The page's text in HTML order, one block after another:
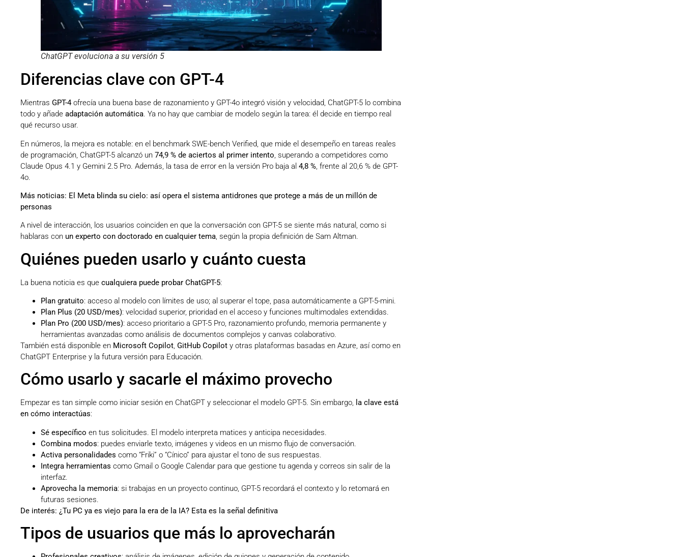
ChatGPT evoluciona a su versión 5
Diferencias clave con GPT-4
Mientras GPT-4ofrecía una buena base de razonamiento y GPT-4o integró visión y velocidad, ChatGPT-5 lo combina
todo y añade adaptación automática. Ya no hay que cambiar de modelo según la tarea: él decide en tiempo real
qué recurso usar.
En números, la mejora es notable: en el benchmark SWE-bench Verified, que mide el desempeño en tareas reales
de programación, ChatGPT-5 alcanzó un 74,9 % de aciertos al primer intento , superando a competidores como
Claude Opus 4.1 y Gemini 2.5 Pro. Además, la tasa de error en la versión Pro baja al 4,8 % , frente al 20,6 % de GPT-
4o.
Más noticias: El Meta blinda su cielo: así opera el sistema antidrones que protege a más de un millón de
personas
A nivel de interacción, los usuarios coinciden en que la conversación con GPT-5 se siente más natural, como si
hablaras con un experto con doctorado en cualquier tema, según la propia definición de Sam Altman.
Quiénes pueden usarlo y cuánto cuesta
La buena noticia es que cualquiera puede probar ChatGPT-5:
Plan gratuito: acceso al modelo con límites de uso; al superar el tope, pasa automáticamente a GPT-5-mini.
Plan Plus (20 USD/mes): velocidad superior, prioridad en el acceso y funciones multimodales extendidas.
Plan Pro (200 USD/mes): acceso prioritario a GPT-5 Pro, razonamiento profundo, memoria permanente y
herramientas avanzadas como análisis de documentos complejos y canvas colaborativo.
También está disponible en Microsoft Copilot, GitHub Copilot y otras plataformas basadas en Azure, así como en
ChatGPT Enterprise y la futura versión para Educación.
Cómo usarlo y sacarle el máximo provecho
Empezar es tan simple como iniciar sesión en ChatGPT y seleccionar el modelo GPT-5. Sin embargo, la clave está
en cómo interactúas:
Sé específico en tus solicitudes. El modelo interpreta matices y anticipa necesidades.
Combina modos: puedes enviarle texto, imágenes y videos en un mismo flujo de conversación.
Activa personalidades como “Friki” o “Cínico” para ajustar el tono de sus respuestas.
Integra herramientas como Gmail o Google Calendar para que gestione tu agenda y correos sin salir de la
interfaz.
Aprovecha la memoria: si trabajas en un proyecto continuo, GPT-5 recordará el contexto y lo retomará en
futuras sesiones.
De interés: ¿Tu PC ya es viejo para la era de la IA? Esta es la señal definitiva
Tipos de usuarios que más lo aprovecharán